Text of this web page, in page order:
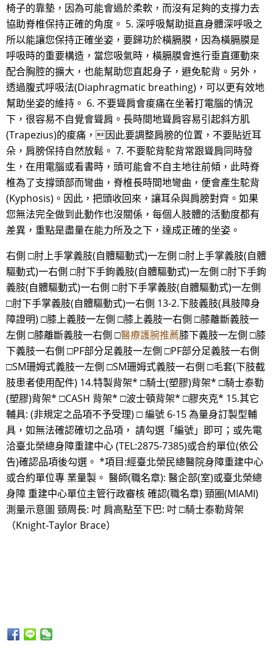
椅子的靠墊，因為可能會過於柔軟，而沒有足夠的支撐力去
協助脊椎保持正確的角度。 5. 深呼吸幫助挺直身體深呼吸之
所以能讓您保持正確坐姿，要歸功於橫膈膜，因為橫膈膜是
呼吸時的重要構造，當您吸氣時，橫膈膜會進行垂直運動來
配合胸腔的擴大，也能幫助您直起身子，避免駝背。另外，
透過腹式呼吸法(Diaphragmatic breathing)，可以更有效地
幫助坐姿的維持。 6. 不要聳肩會痠痛在坐著打電腦的情況
下，很容易不自覺會聳肩。長時間地聳肩容易引起斜方肌
(Trapezius)的痠痛，因此要調整肩膀的位置，不要貼近耳
朵，肩膀保持自然放鬆。 7. 不要駝背駝背常跟聳肩同時發
生，在用電腦或看書時，頭可能會不自主地往前傾，此時脊
椎為了支撐頭部而彎曲，脊椎長時間地彎曲，便會產生駝背
(Kyphosis)。因此，把頭收回來，讓耳朵與肩膀對齊。如果
您無法完全做到此動作也沒關係，每個人肢體的活動度都有
差異，重點是盡量在能力所及之下，達成正確的坐姿。
右側 □肘上手掌義肢(自體驅動式)一左側 □肘上手掌義肢(自體
驅動式)一右側 □肘下手鉤義肢(自體驅動式)一左側 □肘下手鉤
義肢(自體驅動式)一右側 □肘下手掌義肢(自體驅動式)一左側
□肘下手掌義肢(自體驅動式)一右側 13-2.下肢義肢(具肢障身
障證明) □膝上義肢一左側 □膝上義肢一右側 □膝離斷義肢一
左側 □膝離斷義肢一右側 □醫療護腕推薦膝下義肢一左側 □膝
下義肢一右側 □PF部分足義肢一左側 □PF部分足義肢一右側
□SM珊姆式義肢一左側 □SM珊姆式義肢一右側 □毛套(下肢截
肢患者使用配件) 14.特製背架* □騎士(塑膠)背架* □騎士泰勒
(塑膠)背架* □CASH 背架* □波士頓背架* □膠夾克* 15.其它
輔具: (非規定之品項不予受理) □ 編號 6-15 為量身訂製型輔
具，如無法確認確切之品項， 請勾選「編號」即可；或先電
洽臺北榮總身障重建中心 (TEL:2875-7385)或合約單位(依公
告)確認品項後勾選。 *項目:經臺北榮民總醫院身障重建中心
或合約單位專 業量製。 醫師(職名章): 醫企部(室)或臺北榮總
身障 重建中心單位主管行政審核 確認(職名章) 頸圈(MIAMI)
測量示意圖 頸周長: 吋 肩高點至下巴: 吋 □騎士泰勒背架
（Knight-Taylor Brace）